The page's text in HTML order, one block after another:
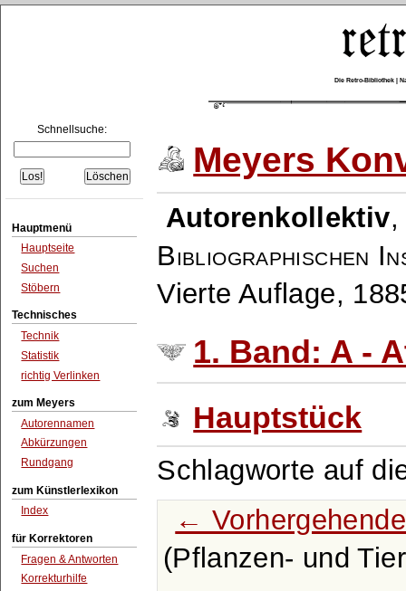
Die Retro-Bibliothek |
Schnellsuche:
Hauptmenü
Hauptseite
Suchen
Stöbern
Technisches
Technik
Statistik
richtig Verlinken
zum Meyers
Autorennamen
Abkürzungen
Rundgang
zum Künstlerlexikon
Index
für Korrektoren
Fragen & Antworten
Korrekturhilfe
Meyers
Autorenkollektiv
Bibliographischen
Vierte Auflage,
1. Band: A -
Hauptstück
Schlagworte auf
←
(Pflanzen- und